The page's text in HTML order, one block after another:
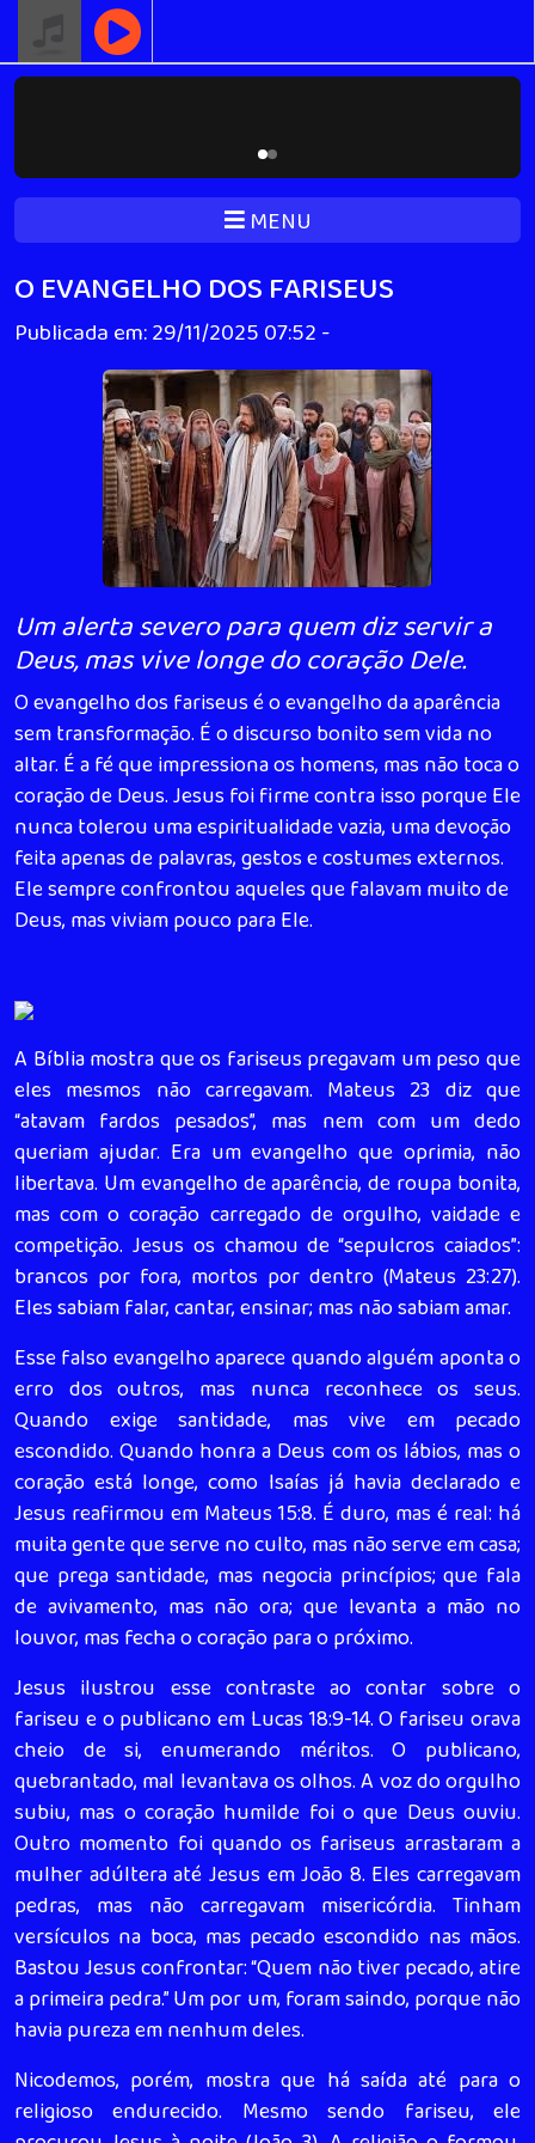
MENU
O EVANGELHO DOS FARISEUS
Publicada em: 29/11/2025 07:52 -
Um alerta severo para quem diz servir a
Deus, mas vive longe do coração Dele.
O evangelho dos fariseus é o evangelho da aparência
sem transformação. É o discurso bonito sem vida no
altar. É a fé que impressiona os homens, mas não toca o
coração de Deus. Jesus foi firme contra isso porque Ele
nunca tolerou uma espiritualidade vazia, uma devoção
feita apenas de palavras, gestos e costumes externos.
Ele sempre confrontou aqueles que falavam muito de
Deus, mas viviam pouco para Ele.
A Bíblia mostra que os fariseus pregavam um peso que
eles mesmos não carregavam. Mateus 23 diz que
“atavam fardos pesados”, mas nem com um dedo
queriam ajudar. Era um evangelho que oprimia, não
libertava. Um evangelho de aparência, de roupa bonita,
mas com o coração carregado de orgulho, vaidade e
competição. Jesus os chamou de “sepulcros caiados”:
brancos por fora, mortos por dentro (Mateus 23:27).
Eles sabiam falar, cantar, ensinar; mas não sabiam amar.
Esse falso evangelho aparece quando alguém aponta o
erro dos outros, mas nunca reconhece os seus.
Quando exige santidade, mas vive em pecado
escondido. Quando honra a Deus com os lábios, mas o
coração está longe, como Isaías já havia declarado e
Jesus reafirmou em Mateus 15:8. É duro, mas é real: há
muita gente que serve no culto, mas não serve em casa;
que prega santidade, mas negocia princípios; que fala
de avivamento, mas não ora; que levanta a mão no
louvor, mas fecha o coração para o próximo.
Jesus ilustrou esse contraste ao contar sobre o
fariseu e o publicano em Lucas 18:9-14. O fariseu orava
cheio de si, enumerando méritos. O publicano,
quebrantado, mal levantava os olhos. A voz do orgulho
subiu, mas o coração humilde foi o que Deus ouviu.
Outro momento foi quando os fariseus arrastaram a
mulher adúltera até Jesus em João 8. Eles carregavam
pedras, mas não carregavam misericórdia. Tinham
versículos na boca, mas pecado escondido nas mãos.
Bastou Jesus confrontar: “Quem não tiver pecado, atire
a primeira pedra.” Um por um, foram saindo, porque não
havia pureza em nenhum deles.
Nicodemos, porém, mostra que há saída até para o
religioso endurecido. Mesmo sendo fariseu, ele